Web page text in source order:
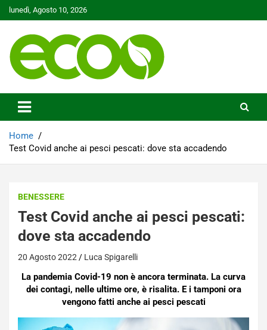
Skip
to
lunedì, Agosto 10, 2026
Ecoo.it
Home
Test Covid anche ai pesci pescati: dove sta accadendo
BENESSERE
Test Covid anche ai pesci pescati:
dove sta accadendo
20 Agosto 2022 Luca Spigarelli
La pandemia Covid-19 non è ancora terminata. La curva
dei contagi, nelle ultime ore, è risalita. E i tamponi ora
vengono fatti anche ai pesci pescati